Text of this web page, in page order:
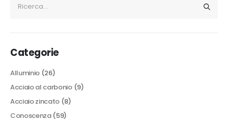
Categorie
Alluminio (26)
Acciaio al carbonio(9)
Acciaio zincato (8)
Conoscenza(59)